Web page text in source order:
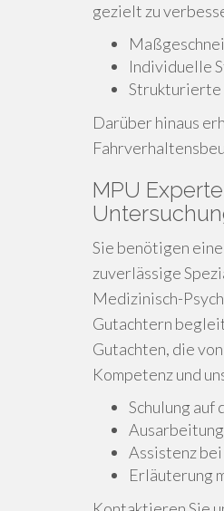
gezielt zu
Individuelle
Strukturierte
Darüber hinaus
MPU
Sie benötigen
zuverlässige
Medizinisch-
Gutachtern
Gutachten, die
Kompetenz und
Schulung auf
Assistenz
Erläuterung